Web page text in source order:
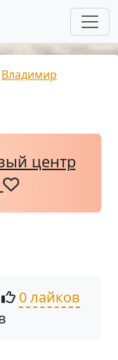
Владимир
центр
0 лайков